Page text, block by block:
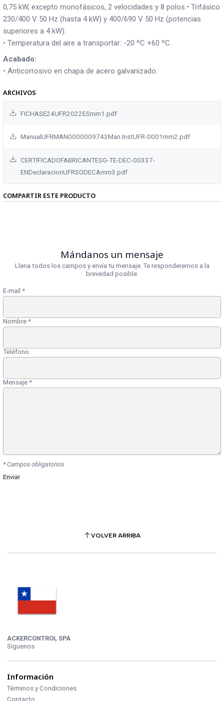
0,75 kW, excepto monofásicos, 2 velocidades y 8 polos.• Trifásico
230/400 V 50 Hz (hasta 4 kW) y 400/690 V 50 Hz (potencias
superiores a 4 kW).
• Temperatura del aire a transportar: -20 ºC +60 ºC.
Acabado:
• Anticorrosivo en chapa de acero galvanizado.
ARCHIVOS
FICHASE24UFR2022ESmm1.pdf
ManualUFRMAN0000009743Man.InstUFR-0001mm2.pdf
CERTIFICADOFABRICANTESG-TE-DEC-00337-
ENDeclaracionUFRSODECAmm3.pdf
COMPARTIR ESTE PRODUCTO
Mándanos un mensaje
Llena todos los campos y envía tu mensaje. Te responderemos a la
brevedad posible.
E-mail *
Nombre *
Teléfono
Mensaje *
* Campos obligatorios
VOLVER ARRIBA
ACKERCONTROL SPA
Síguenos
Información
Términos y Condiciones
Contacto